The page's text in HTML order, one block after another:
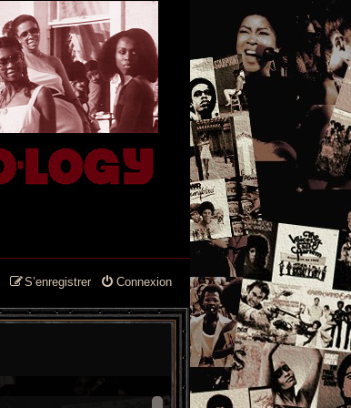
Connexion
S’enregistrer